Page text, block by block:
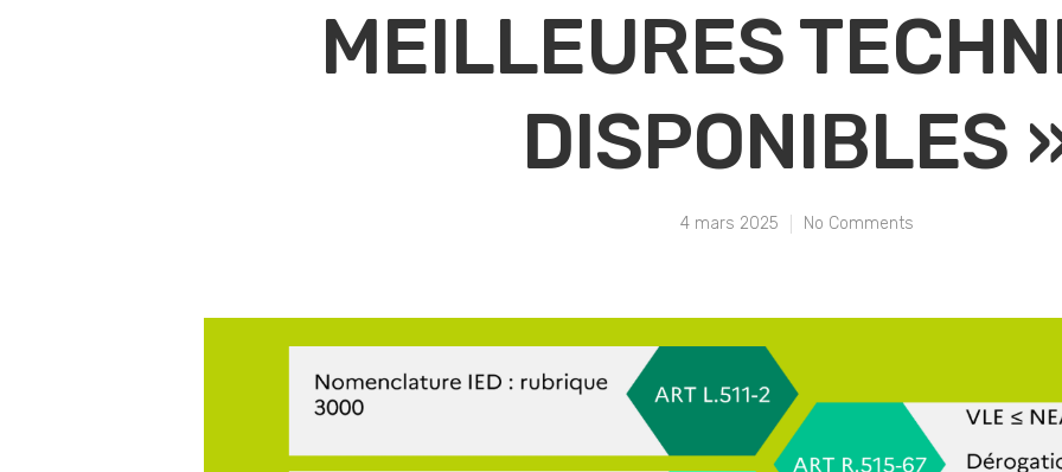
MEILLEURES
DISPONIBLES
4 mars 2025 No Comments